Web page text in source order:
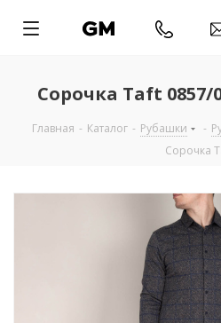
Сорочка Taft
Главная - Каталог - Рубашки -
Сорочка